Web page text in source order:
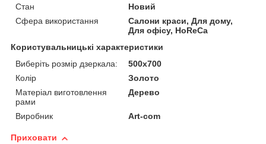
Стан
Новий
Сфера використання
Салони краси, Для дому,
Для офісу, HoReCa
Користувальницькі характеристики
Виберіть розмір дзеркала:
500х700
Колір
Золото
Матеріал виготовлення
рами
Дерево
Виробник Art-com
Приховати